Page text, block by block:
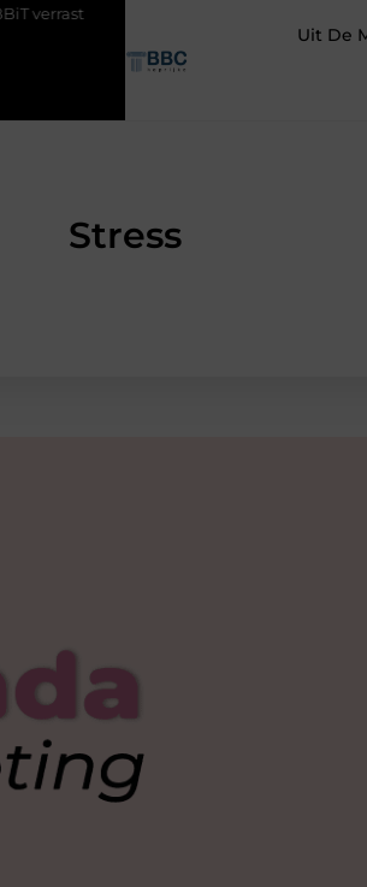
De juiste keuze in ijzerwaren uit
Uit De
Stress